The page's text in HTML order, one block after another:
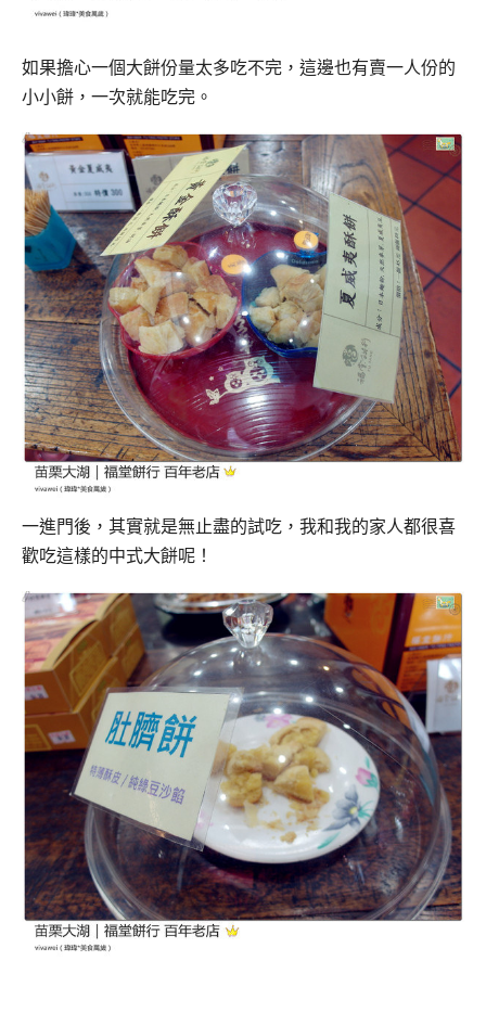
如果擔心一個大餅份量太多吃不完，這邊也有賣一人份的
小小餅，一次就能吃完。
一進門後，其實就是無止盡的試吃，我和我的家人都很喜
歡吃這樣的中式大餅呢！